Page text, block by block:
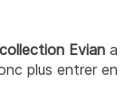
Evian a
plus entrer en